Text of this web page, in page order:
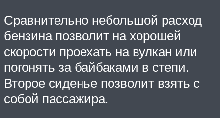
Сравнительно небольшой расход
бензина позволит на хорошей
скорости проехать на вулкан или
погонять за байбаками в степи.
Второе сиденье позволит взять с
собой пассажира.